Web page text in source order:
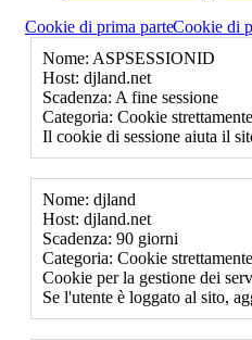
Cookie di prima parteCookie di
Nome: ASPSESSIONID
Host: djland.net
Scadenza: A fine sessione
Categoria: Cookie
Il cookie di sessione aiuta il
Nome: djland
Host: djland.net
Scadenza: 90 giorni
Categoria: Cookie
Cookie per la gestione dei
Se l'utente è loggato al sito,